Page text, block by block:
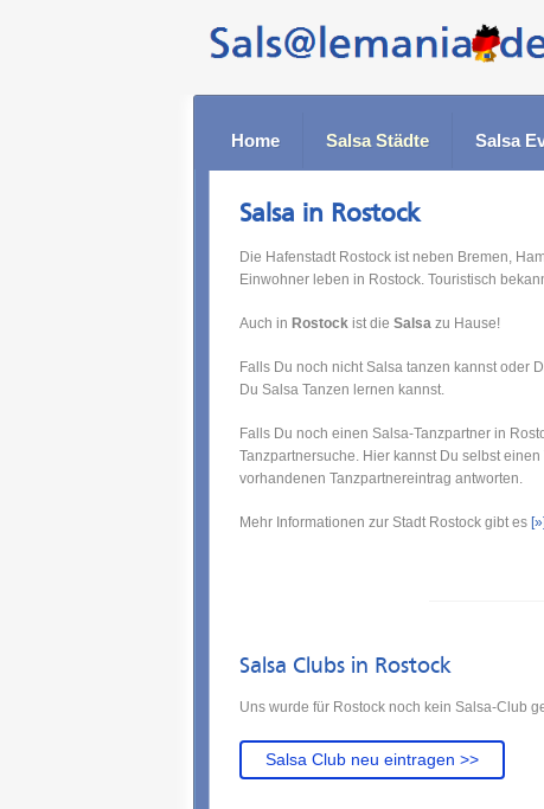
Home Salsa Städte Salsa
Salsa in Rostock
Die Hafenstadt Rostock ist neben Bremen,
Einwohner leben in Rostock. Touristisch
Auch in Rostock ist die Salsa zu Hause!
Falls Du noch nicht Salsa tanzen kannst oder
Du Salsa Tanzen lernen kannst.
Falls Du noch einen Salsa-Tanzpartner in
Tanzpartnersuche. Hier kannst Du selbst
vorhandenen Tanzpartnereintrag antworten.
Mehr Informationen zur Stadt Rostock gibt es
Salsa Clubs in Rostock
Uns wurde für Rostock noch kein Salsa-Club
Salsa Club neu eintragen >>